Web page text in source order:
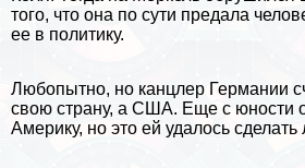
того, что она по сути предала
ее в политику.
Любопытно, но канцлер Германии
свою страну, а США. Еще с юности
Америку, но это ей удалось сделать